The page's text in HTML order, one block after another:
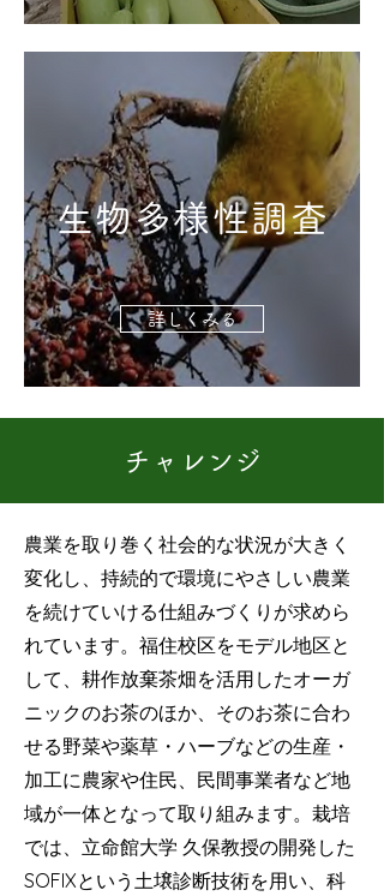
詳しくみる
生物多様性調査
​チャレンジ
農業を取り巻く社会的な状況が大きく
変化し、持続的で環境にやさしい農業
を続けていける仕組みづくりが求めら
れています。福住校区をモデル地区と
して、耕作放棄茶畑を活用したオーガ
ニックのお茶のほか、そのお茶に合わ
せる野菜や薬草・ハーブなどの生産・
加工に農家や住民、民間事業者など地
域が一体となって取り組みます。栽培
では、立命館大学 久保教授の開発した
SOFIXという土壌診断技術を用い、科